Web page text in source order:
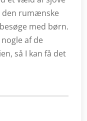
rumænske
med børn.
af de
så I kan få det